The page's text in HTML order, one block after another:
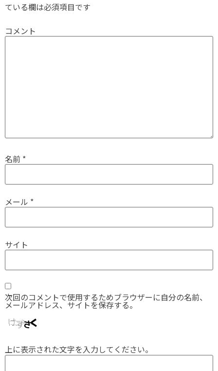
ている欄は必須項目です
コメント
名前 *
メール *
サイト
次回のコメントで使用するためブラウザーに自分の名前、
メールアドレス、サイトを保存する。
上に表示された文字を入力してください。